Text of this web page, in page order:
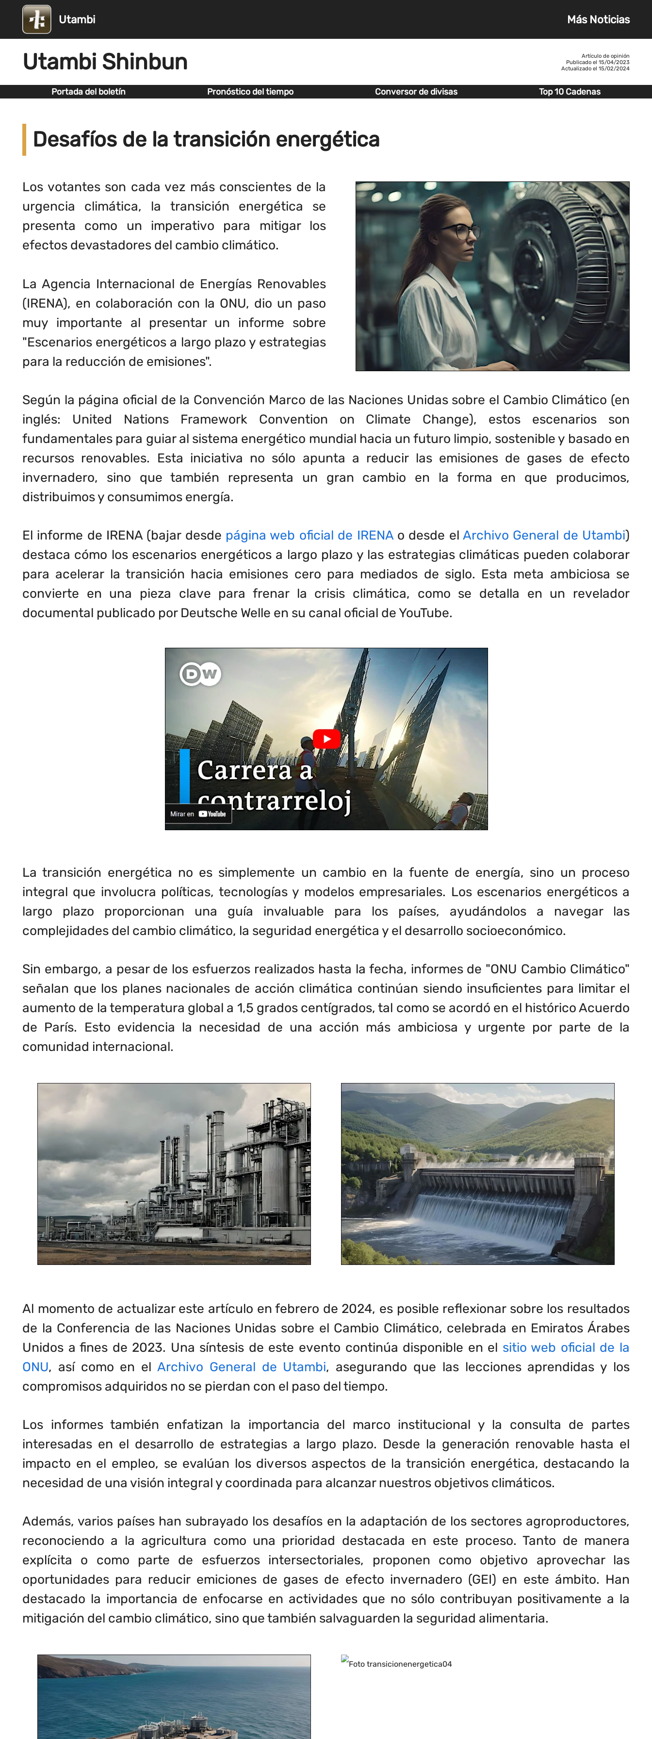
Utambi Más Noticias
Utambi Shinbun
Artículo de opinión
Publicado el 15/04/2023
Actualizado el 15/02/2024
Portada del boletín Pronóstico del tiempo Conversor de divisas Top 10 Cadenas
Desafíos de la transición energética
Los votantes son cada vez más conscientes de la
urgencia climática, la transición energética se
presenta como un imperativo para mitigar los
efectos devastadores del cambio climático.
La Agencia Internacional de Energías Renovables
(IRENA), en colaboración con la ONU, dio un paso
muy importante al presentar un informe sobre
"Escenarios energéticos a largo plazo y estrategias
para la reducción de emisiones".
Según la página oficial de la Convención Marco de las Naciones Unidas sobre el Cambio Climático (en
inglés: United Nations Framework Convention on Climate Change), estos escenarios son
fundamentales para guiar al sistema energético mundial hacia un futuro limpio, sostenible y basado en
recursos renovables. Esta iniciativa no sólo apunta a reducir las emisiones de gases de efecto
invernadero, sino que también representa un gran cambio en la forma en que producimos,
distribuimos y consumimos energía.
El informe de IRENA (bajar desde página web oficial de IRENAo desde el Archivo General de Utambi)
destaca cómo los escenarios energéticos a largo plazo y las estrategias climáticas pueden colaborar
para acelerar la transición hacia emisiones cero para mediados de siglo. Esta meta ambiciosa se
convierte en una pieza clave para frenar la crisis climática, como se detalla en un revelador
documental publicado por Deutsche Welle en su canal oficial de YouTube.
La transición energética no es simplemente un cambio en la fuente de energía, sino un proceso
integral que involucra políticas, tecnologías y modelos empresariales. Los escenarios energéticos a
largo plazo proporcionan una guía invaluable para los países, ayudándolos a navegar las
complejidades del cambio climático, la seguridad energética y el desarrollo socioeconómico.
Sin embargo, a pesar de los esfuerzos realizados hasta la fecha, informes de "ONU Cambio Climático"
señalan que los planes nacionales de acción climática continúan siendo insuficientes para limitar el
aumento de la temperatura global a 1,5 grados centígrados, tal como se acordó en el histórico Acuerdo
de París. Esto evidencia la necesidad de una acción más ambiciosa y urgente por parte de la
comunidad internacional.
Al momento de actualizar este artículo enfebrero de 2024, es posible reflexionar sobre los resultados
de la Conferencia de las Naciones Unidas sobre el Cambio Climático, celebrada en Emiratos Árabes
Unidos a fines de 2023. Una síntesis de este evento continúa disponible en el sitio web oficial de la
ONU, así como en el Archivo General de Utambi, asegurando que las lecciones aprendidas y los
compromisos adquiridos no se pierdan con el paso del tiempo.
Los informes también enfatizan la importancia del marco institucional y la consulta de partes
interesadas en el desarrollo de estrategias a largo plazo. Desde la generación renovable hasta el
impacto en el empleo, se evalúan los diversos aspectos de la transición energética, destacando la
necesidad de una visión integral y coordinada para alcanzar nuestros objetivos climáticos.
Además, varios países han subrayado los desafíos en la adaptación de los sectores agroproductores,
reconociendo a la agricultura como una prioridad destacada en este proceso. Tanto de manera
explícita o como parte de esfuerzos intersectoriales, proponen como objetivo aprovechar las
oportunidades para reducir emiciones de gases de efecto invernadero (GEI) en este ámbito. Han
destacado la importancia de enfocarse en actividades que no sólo contribuyan positivamente a la
mitigación del cambio climático, sino que también salvaguarden la seguridad alimentaria.